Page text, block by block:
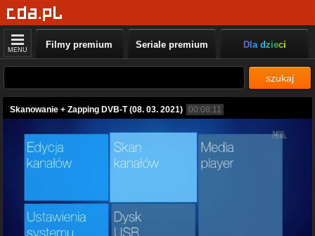
MENU Filmy premium Seriale premium Dla dzieci
szukaj
Skanowanie + Zapping DVB-T (08. 03. 2021) 00:08:11